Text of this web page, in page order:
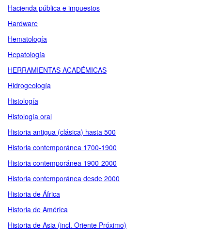
Hacienda pública e impuestos
Hardware
Hematología
Hepatología
HERRAMIENTAS ACADÉMICAS
Hidrogeología
Histología
Histología oral
Historia antigua (clásica) hasta 500
Historia contemporánea 1700-1900
Historia contemporánea 1900-2000
Historia contemporánea desde 2000
Historia de África
Historia de América
Historia de Asia (incl. Oriente Próximo)